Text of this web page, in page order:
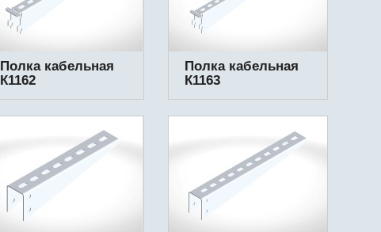
Полка кабельная
К1162
Полка кабельная
К1163